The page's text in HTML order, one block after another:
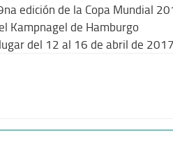
edición de la Copa Mundial
Kampnagel de Hamburgo
del 12 al 16 de abril de